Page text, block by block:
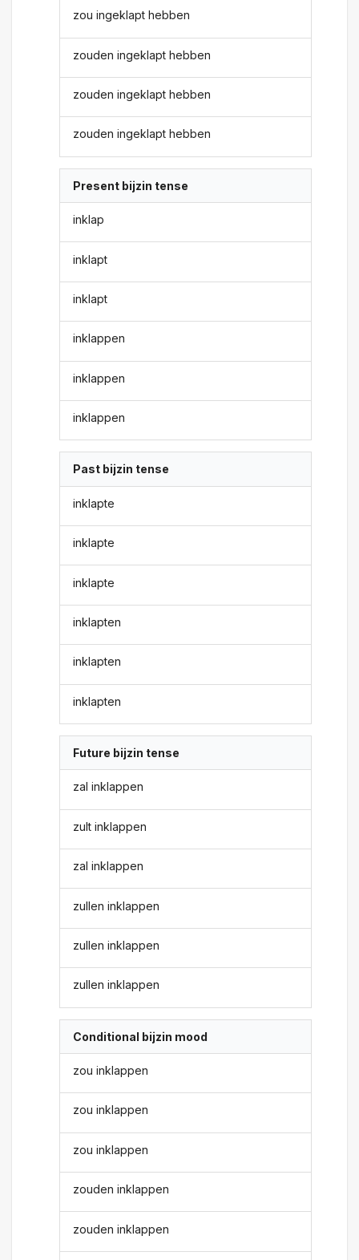
zou ingeklapt hebben
zouden ingeklapt hebben
zouden ingeklapt hebben
zouden ingeklapt hebben
Present bijzin tense
inklap
inklapt
inklapt
inklappen
inklappen
inklappen
Past bijzin tense
inklapte
inklapte
inklapte
inklapten
inklapten
inklapten
Future bijzin tense
zal inklappen
zult inklappen
zal inklappen
zullen inklappen
zullen inklappen
zullen inklappen
Conditional bijzin mood
zou inklappen
zou inklappen
zou inklappen
zouden inklappen
zouden inklappen